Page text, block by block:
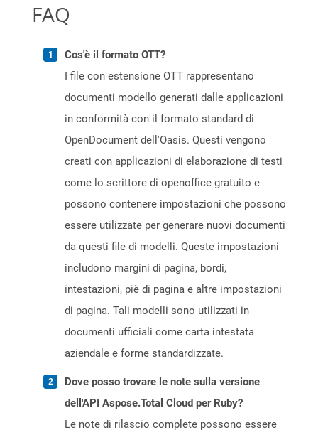
FAQ
Cos'è il formato OTT?
I file con estensione OTT rappresentano
documenti modello generati dalle applicazioni
in conformità con il formato standard di
OpenDocument dell'Oasis. Questi vengono
creati con applicazioni di elaborazione di testi
come lo scrittore di openoffice gratuito e
possono contenere impostazioni che possono
essere utilizzate per generare nuovi documenti
da questi file di modelli. Queste impostazioni
includono margini di pagina, bordi,
intestazioni, piè di pagina e altre impostazioni
di pagina. Tali modelli sono utilizzati in
documenti ufficiali come carta intestata
aziendale e forme standardizzate.
Dove posso trovare le note sulla versione
dell'API Aspose.Total Cloud per Ruby?
Le note di rilascio complete possono essere